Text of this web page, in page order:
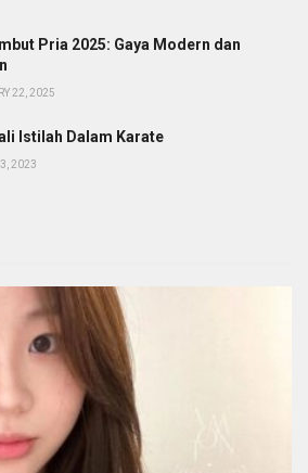
Pria 2025: Gaya Modern dan
22, 2025
Istilah Dalam Karate
2023